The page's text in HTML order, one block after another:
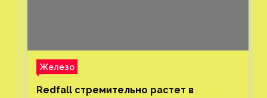
Железо
Redfall стремительно растет в